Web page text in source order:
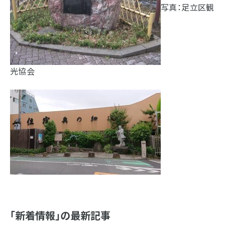
写真：足立区観
光協会
「新着情報」の最新記事